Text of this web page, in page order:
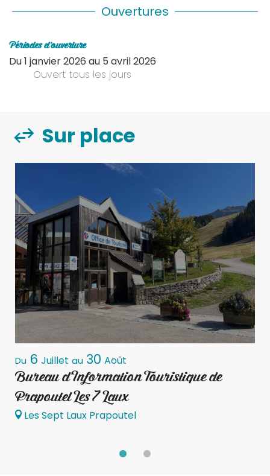
Ouvertures
Périodes d'ouverture
Du1 janvier 2026 au 5 avril 2026
Ouvert tous les jours
Sur place
Du 6 Juillet au 30 Août
Bureau d'Information Touristique de
Prapoutel Les 7 Laux
Les Sept Laux Prapoutel